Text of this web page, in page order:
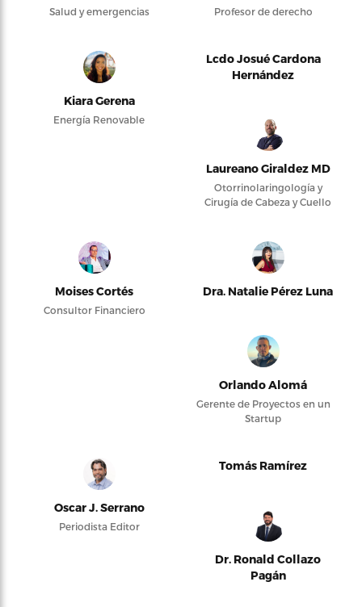
Salud y emergencias Profesor de derecho
Kiara Gerena
Energía Renovable
Lcdo Josué Cardona
Hernández
Laureano Giraldez MD
Otorrinolaringología y
Cirugía de Cabeza y Cuello
Moises Cortés
Consultor Financiero
Dra. Natalie Pérez Luna
Orlando Alomá
Gerente de Proyectos en un
Startup
Oscar J. Serrano
Periodista Editor
Tomás Ramírez
Dr. Ronald Collazo
Pagán